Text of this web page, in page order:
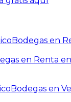
Bodegas en
en Renta
Bodegas en